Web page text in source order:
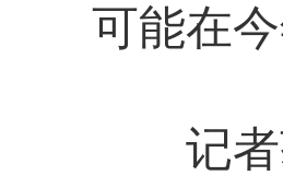
可能在
记者